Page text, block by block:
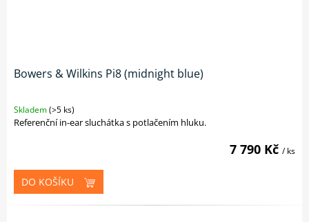
Bowers & Wilkins Pi8 (midnight blue)
Skladem(>5 ks)
7 790 Kč / ks
DO KOŠÍKU
Referenční in-ear sluchátka s potlačením hluku.